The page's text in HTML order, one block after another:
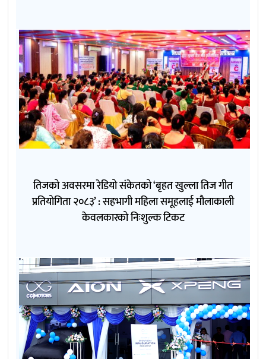
तिजको अवसरमा रेडियो संकेतको ‘बृहत खुल्ला तिज गीत
प्रतियोगिता २०८३’ : सहभागी महिला समूहलाई मौलाकाली
केवलकारको निःशुल्क टिकट